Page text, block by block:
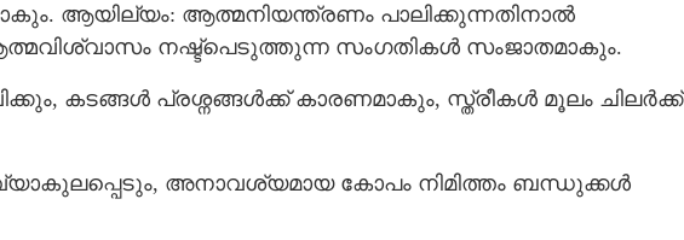
ആയില്യം: ആത്മനിയന്ത്രണം പാലിക്കുന്നതിനാല്‍
നഷ്ട്പെടുത്തുന്ന സംഗതികള്‍ സംജാതമാകും.
കടങ്ങള്‍ പ്രശ്നങ്ങള്‍ക്ക് കാരണമാകും, സ്ത്രീകള്‍ മൂലം ചിലര്‍ക്ക്
അനാവശ്യമായ കോപം നിമിത്തം ബന്ധുക്കള്‍